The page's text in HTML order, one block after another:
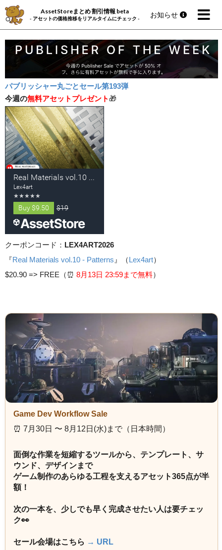
AssetStoreまとめ 割引情報 beta
- アセットの価格推移をリアルタイムにチェック - お知らせ
パブリッシャー丸ごとセール第193弾
今週の無料アセットプレゼント 🎁
クーポンコード： LEX4ART2026
『Real Materials vol.10 - Patterns 』（Lex4art）
$20.90 => FREE（⏰️ 8月13日 23:59まで無料）
Game Dev Workflow Sale
⏰️ 7月30日 〜 8月12日(水)まで（日本時間）
面倒な作業を短縮するツールから、テンプレート、サ
ウンド、デザインまで
ゲーム制作のあらゆる工程を支えるアセット365点が半
額！
次の一本を、少しでも早く完成させたい人は要チェッ
ク👀
セール会場はこちら → URL